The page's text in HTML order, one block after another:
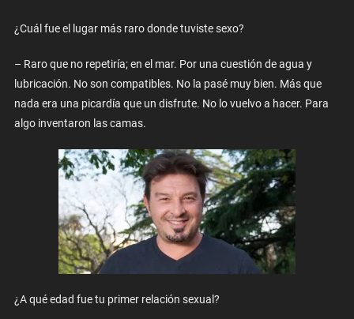
¿Cuál fue el lugar más raro donde tuviste sexo?
– Raro que no repetiría; en el mar. Por una cuestión de agua y
lubricación. No son compatibles. No la pasé muy bien. Más que
nada era una picardía que un disfrute. No lo vuelvo a hacer. Para
algo inventaron las camas.
¿A qué edad fue tu primer relación sexual?